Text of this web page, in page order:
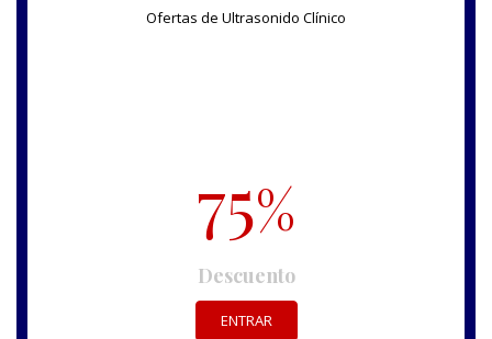
Ofertas de Ultrasonido Clínico
75%
Descuento
ENTRAR